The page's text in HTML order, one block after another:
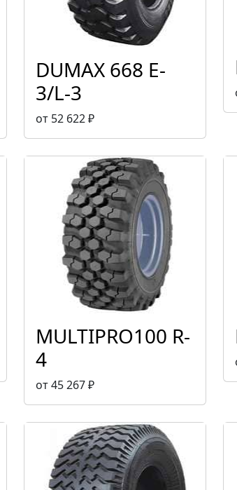
DUMAX 668 E-
3/L-3
от 52 622 ₽
MULTIPRO100 R-
4
от 45 267 ₽